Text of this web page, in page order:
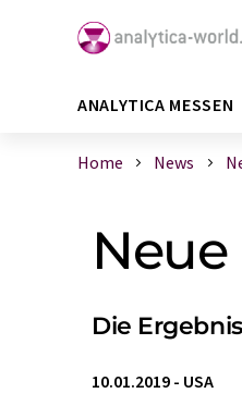
ANALYTICA MESSEN
Home News
Die
10.01.2019 - USA